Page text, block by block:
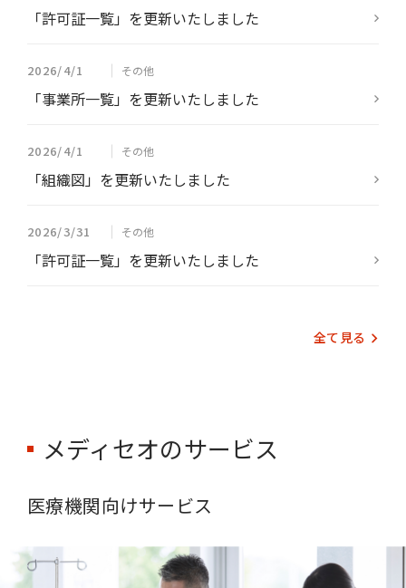
「許可証一覧」を更新いたしました
2026/4/1 その他
「事業所一覧」を更新いたしました
2026/4/1 その他
「組織図」を更新いたしました
2026/3/31 その他
「許可証一覧」を更新いたしました
全て見る
メディセオのサービス
医療機関向けサービス